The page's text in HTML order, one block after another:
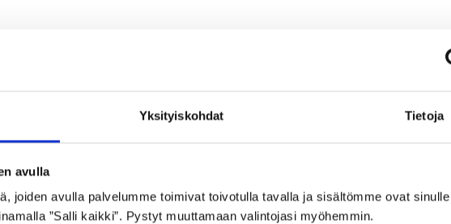
Yksityiskohdat Tietoja
avulla
joiden avulla palvelumme toimivat toivotulla tavalla ja sisältömme ovat
”Salli kaikki”. Pystyt muuttamaan valintojasi myöhemmin.